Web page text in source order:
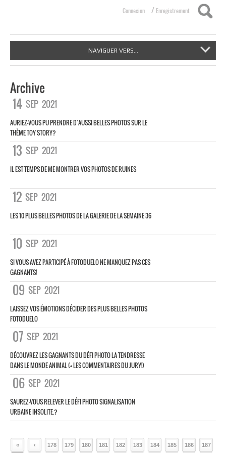
Connexion / Enregistrement
NAVIGUER VERS...
Archive
14 SEP 2021
AURIEZ-VOUS PU PRENDRE D’AUSSI BELLES PHOTOS SUR LE
THÈME TOY STORY?
13 SEP 2021
IL EST TEMPS DE ME MONTRER VOS PHOTOS DE RUINES
12 SEP 2021
LES 10 PLUS BELLES PHOTOS DE LA GALERIE DE LA SEMAINE 36
10 SEP 2021
SI VOUS AVEZ PARTICIPÉ À FOTODUELO NE MANQUEZ PAS CES
GAGNANTS!
09 SEP 2021
LAISSEZ VOS ÉMOTIONS DÉCIDER DES PLUS BELLES PHOTOS
FOTODUELO
07 SEP 2021
DÉCOUVREZ LES GAGNANTS DU DÉFI PHOTO LA TENDRESSE
DANS LE MONDE ANIMAL (+ LES COMMENTAIRES DU JURY!)
06 SEP 2021
SAUREZ-VOUS RELEVER LE DÉFI PHOTO SIGNALISATION
URBAINE INSOLITE.?
« ‹ 178 179 180 181 182 183 184 185 186 187